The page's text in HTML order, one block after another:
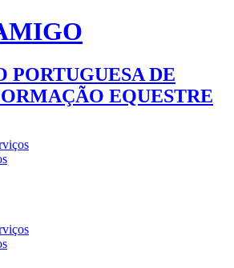
PORTUGUESA DE
EQUESTRE